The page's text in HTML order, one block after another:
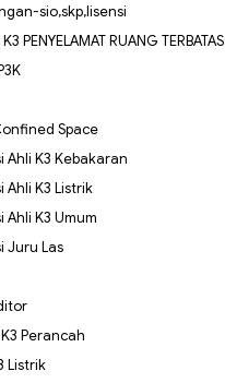
sio,skp,lisensi
PENYELAMAT RUANG TERBATAS
Space
Ahli K3 Kebakaran
Ahli K3 Listrik
Ahli K3 Umum
Juru Las
Perancah
Listrik